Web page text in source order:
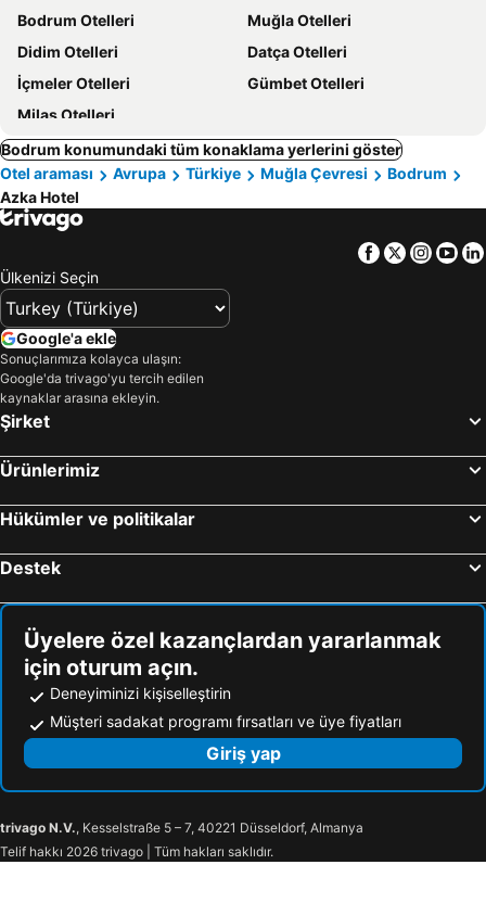
Bodrum Otelleri
Muğla Otelleri
Didim Otelleri
Datça Otelleri
İçmeler Otelleri
Gümbet Otelleri
Milas Otelleri
Bodrum konumundaki tüm konaklama yerlerini göster
Otel araması
Avrupa Türkiye Muğla Çevresi
Bodrum
Azka Hotel
Facebook
Twitter
Ülkenizi Seçin
Google'a ekle
Sonuçlarımıza kolayca ulaşın:
Google'da trivago'yu tercih edilen
kaynaklar arasına ekleyin.
Şirket
Ürünlerimiz
Hükümler ve politikalar
Destek
Üyelere özel kazançlardan yararlanmak
için oturum açın.
Deneyiminizi kişiselleştirin
Müşteri sadakat programı fırsatları ve üye fiyatları
Giriş yap
trivago N.V., Kesselstraße 5 – 7, 40221 Düsseldorf, Almanya
Telif hakkı 2026 trivago | Tüm hakları saklıdır.